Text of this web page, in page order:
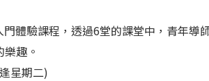
門體驗課程，透過6堂的課堂中，青年導
趣。
星期二)